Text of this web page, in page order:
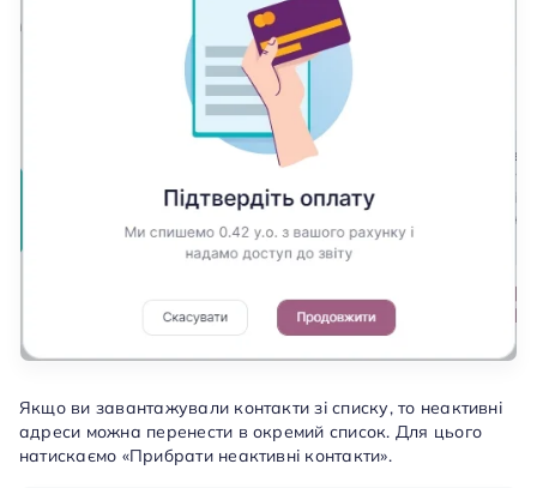
Якщо ви завантажували контакти зі списку, то неактивні
адреси можна перенести в окремий список. Для цього
натискаємо «Прибрати неактивні контакти».